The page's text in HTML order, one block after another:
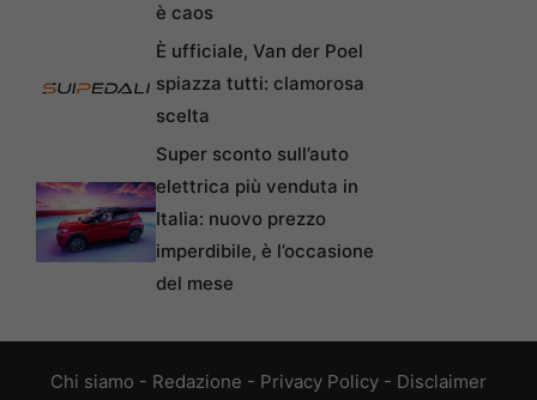
è caos
È ufficiale, Van der Poel
spiazza tutti: clamorosa
scelta
Super sconto sull’auto
elettrica più venduta in
Italia: nuovo prezzo
imperdibile, è l’occasione
del mese
Chi siamo - Redazione - Privacy Policy - Disclaimer